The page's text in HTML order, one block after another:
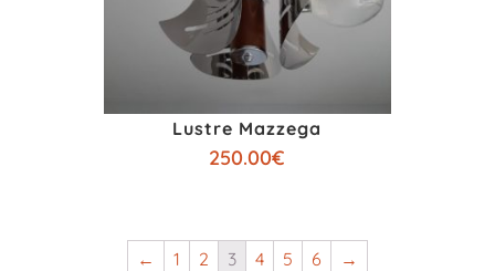
Lustre Mazzega
250.00€
← 1 2 3 4 5 6 →